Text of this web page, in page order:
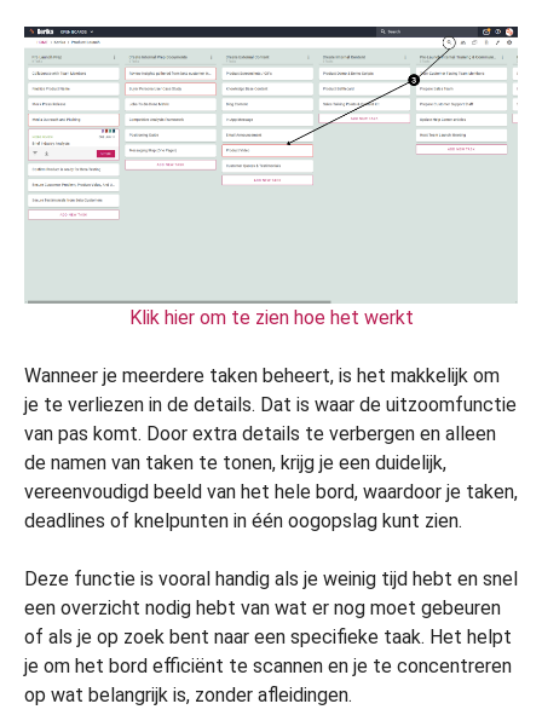
Klik hier om te zien hoe het werkt
Wanneer je meerdere taken beheert, is het makkelijk om
je te verliezen in de details. Dat is waar de uitzoomfunctie
van pas komt. Door extra details te verbergen en alleen
de namen van taken te tonen, krijg je een duidelijk,
vereenvoudigd beeld van het hele bord, waardoor je taken,
deadlines of knelpunten in één oogopslag kunt zien.
Deze functie is vooral handig als je weinig tijd hebt en snel
een overzicht nodig hebt van wat er nog moet gebeuren
of als je op zoek bent naar een specifieke taak. Het helpt
je om het bord efficiënt te scannen en je te concentreren
op wat belangrijk is, zonder afleidingen.